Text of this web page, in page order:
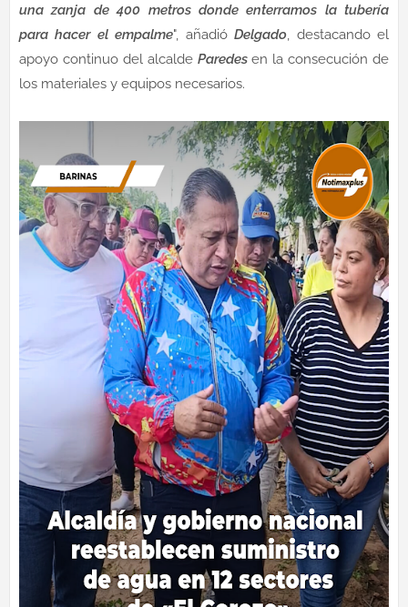
una zanja de 400 metros donde enterramos la tubería
para hacer el empalme", añadióDelgado, destacando el
apoyo continuo del alcalde Paredesen la consecución de
los materiales y equipos necesarios.